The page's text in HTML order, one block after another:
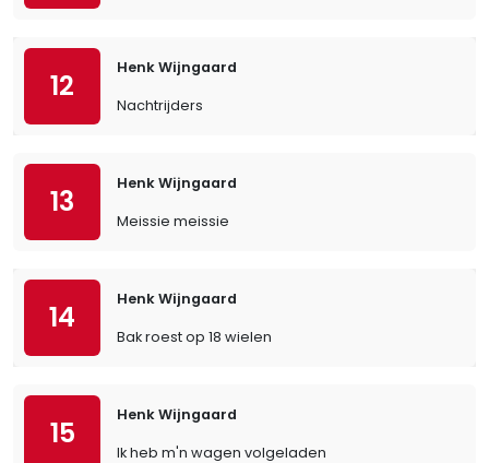
12
Henk Wijngaard
Nachtrijders
13
Henk Wijngaard
Meissie meissie
14
Henk Wijngaard
Bak roest op 18 wielen
15
Henk Wijngaard
Ik heb m'n wagen volgeladen